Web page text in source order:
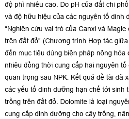
độ phì nhiêu cao. Do pH của đất chi
và độ hữu hiệu của các nguyên tố dinh
“Nghiên cứu vai trò của Canxi và
trên đất đỏ” (Chương trình Hợp tác
đến mục tiêu dùng biện pháp nông hóa
nhiêu đồng thời cung cấp hai nguyên
quan trọng sau NPK. Kết quả đề tài đã
các yếu tố dinh dưỡng hạn chế tới sinh
trồng trên đất đỏ. Dolomite là loại
cung cấp dinh dưỡng cho cây trồng,